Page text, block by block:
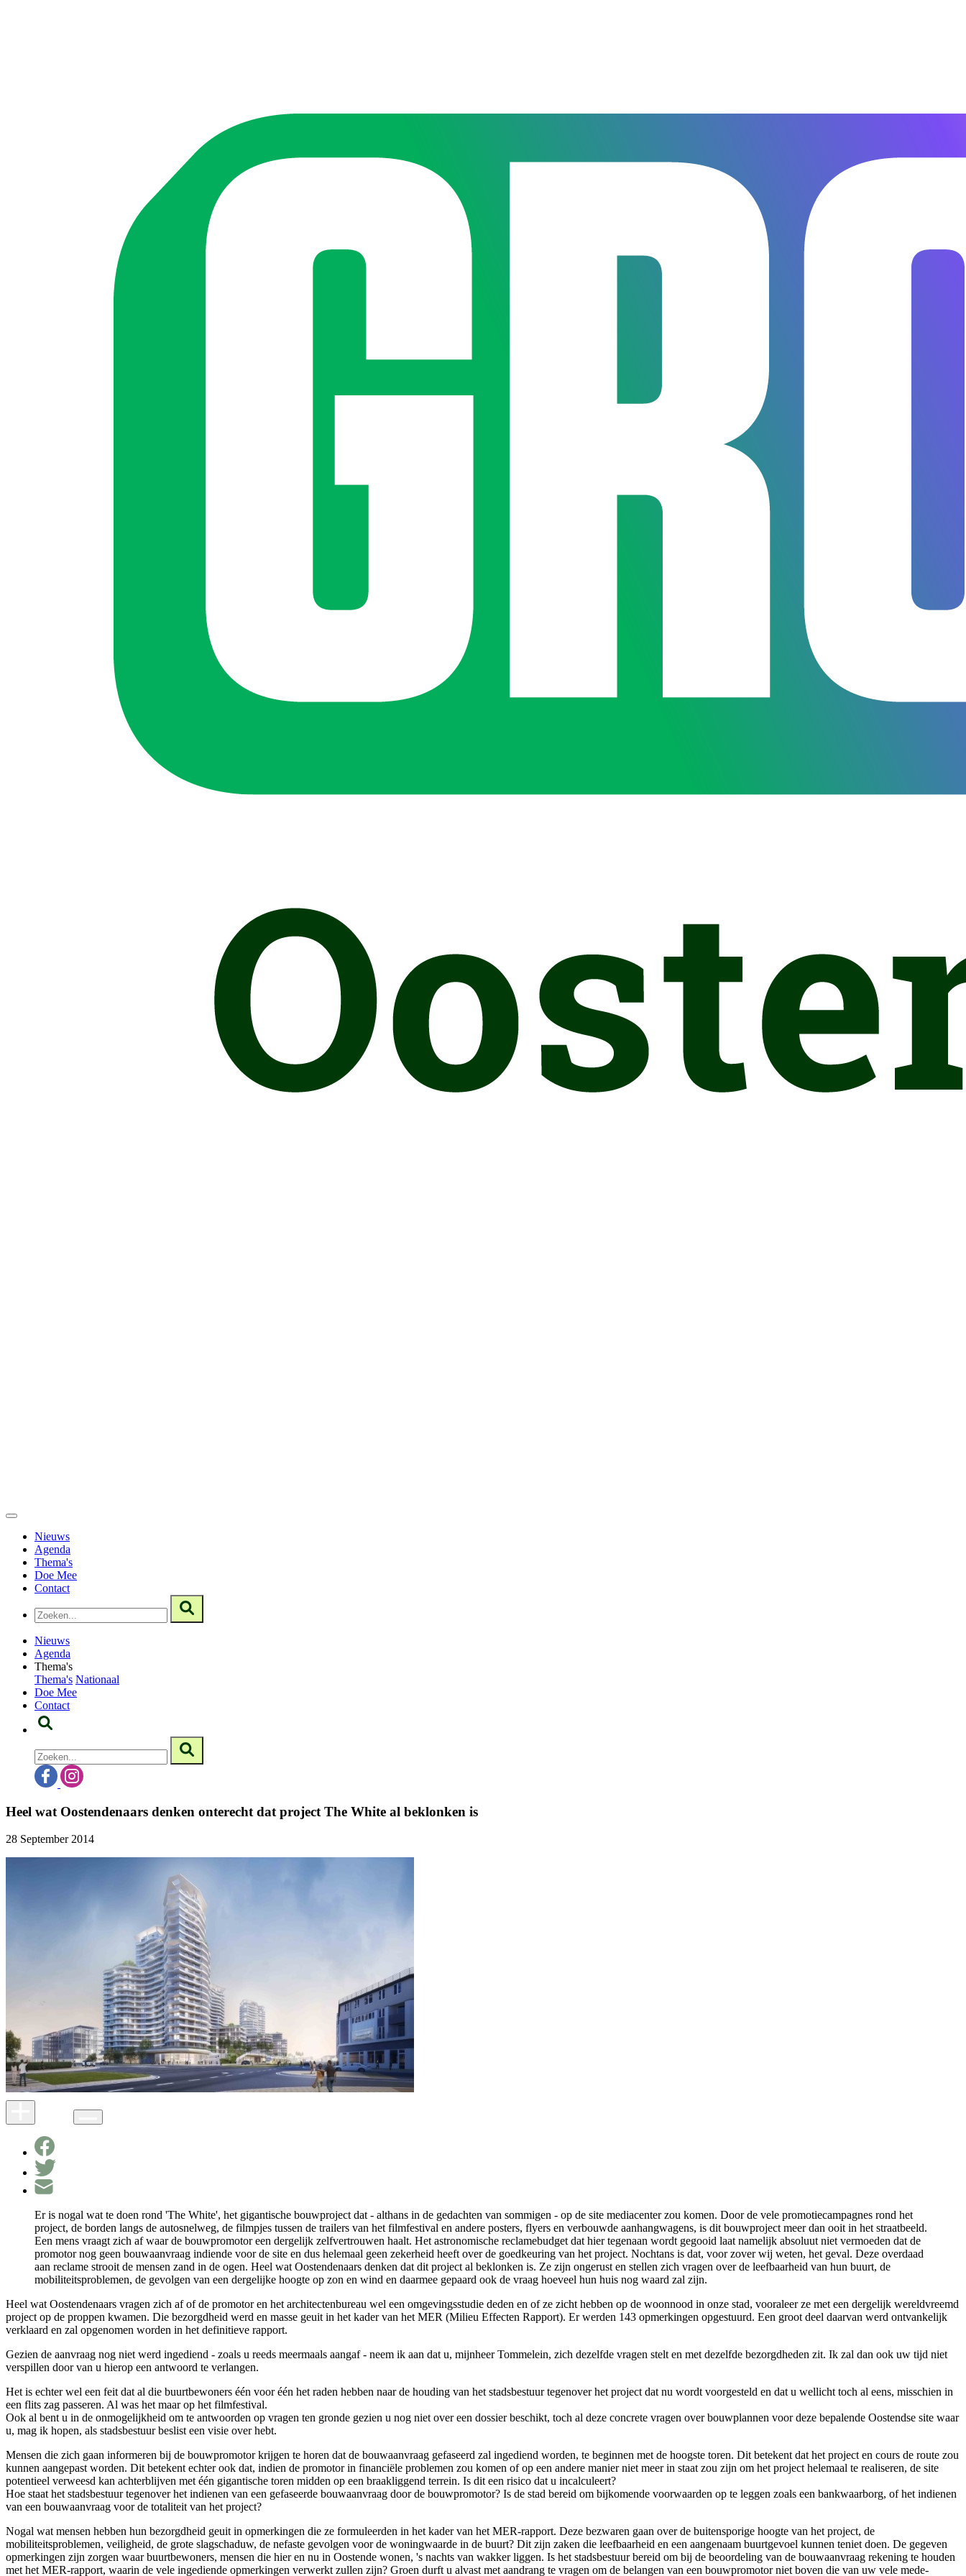
Nieuws
Agenda
Thema's
Doe Mee
Contact
Nieuws
Agenda
Thema's
Thema's Nationaal
Doe Mee
Contact
Heel wat Oostendenaars denken onterecht dat project The White al beklonken is
28 September 2014
Er is nogal wat te doen rond 'The White', het gigantische bouwproject dat - althans in de gedachten van sommigen - op de site mediacenter zou komen. Door de vele promotiecampagnes rond het
project, de borden langs de autosnelweg, de filmpjes tussen de trailers van het filmfestival en andere posters, flyers en verbouwde aanhangwagens, is dit bouwproject meer dan ooit in het straatbeeld.
Een mens vraagt zich af waar de bouwpromotor een dergelijk zelfvertrouwen haalt. Het astronomische reclamebudget dat hier tegenaan wordt gegooid laat namelijk absoluut niet vermoeden dat de
promotor nog geen bouwaanvraag indiende voor de site en dus helemaal geen zekerheid heeft over de goedkeuring van het project. Nochtans is dat, voor zover wij weten, het geval. Deze overdaad
aan reclame strooit de mensen zand in de ogen. Heel wat Oostendenaars denken dat dit project al beklonken is. Ze zijn ongerust en stellen zich vragen over de leefbaarheid van hun buurt, de
mobiliteitsproblemen, de gevolgen van een dergelijke hoogte op zon en wind en daarmee gepaard ook de vraag hoeveel hun huis nog waard zal zijn.
Heel wat Oostendenaars vragen zich af of de promotor en het architectenbureau wel een omgevingsstudie deden en of ze zicht hebben op de woonnood in onze stad, vooraleer ze met een dergelijk wereldvreemd
project op de proppen kwamen. Die bezorgdheid werd en masse geuit in het kader van het MER (Milieu Effecten Rapport). Er werden 143 opmerkingen opgestuurd. Een groot deel daarvan werd ontvankelijk
verklaard en zal opgenomen worden in het definitieve rapport.
Gezien de aanvraag nog niet werd ingediend - zoals u reeds meermaals aangaf - neem ik aan dat u, mijnheer Tommelein, zich dezelfde vragen stelt en met dezelfde bezorgdheden zit. Ik zal dan ook uw tijd niet
verspillen door van u hierop een antwoord te verlangen.
Het is echter wel een feit dat al die buurtbewoners één voor één het raden hebben naar de houding van het stadsbestuur tegenover het project dat nu wordt voorgesteld en dat u wellicht toch al eens, misschien in
een flits zag passeren. Al was het maar op het filmfestival.
Ook al bent u in de onmogelijkheid om te antwoorden op vragen ten gronde gezien u nog niet over een dossier beschikt, toch al deze concrete vragen over bouwplannen voor deze bepalende Oostendse site waar
u, mag ik hopen, als stadsbestuur beslist een visie over hebt.
Mensen die zich gaan informeren bij de bouwpromotor krijgen te horen dat de bouwaanvraag gefaseerd zal ingediend worden, te beginnen met de hoogste toren. Dit betekent dat het project en cours de route zou
kunnen aangepast worden. Dit betekent echter ook dat, indien de promotor in financiële problemen zou komen of op een andere manier niet meer in staat zou zijn om het project helemaal te realiseren, de site
potentieel verweesd kan achterblijven met één gigantische toren midden op een braakliggend terrein. Is dit een risico dat u incalculeert?
Hoe staat het stadsbestuur tegenover het indienen van een gefaseerde bouwaanvraag door de bouwpromotor? Is de stad bereid om bijkomende voorwaarden op te leggen zoals een bankwaarborg, of het indienen
van een bouwaanvraag voor de totaliteit van het project?
Nogal wat mensen hebben hun bezorgdheid geuit in opmerkingen die ze formuleerden in het kader van het MER-rapport. Deze bezwaren gaan over de buitensporige hoogte van het project, de
mobiliteitsproblemen, veiligheid, de grote slagschaduw, de nefaste gevolgen voor de woningwaarde in de buurt? Dit zijn zaken die leefbaarheid en een aangenaam buurtgevoel kunnen teniet doen. De gegeven
opmerkingen zijn zorgen waar buurtbewoners, mensen die hier en nu in Oostende wonen, 's nachts van wakker liggen. Is het stadsbestuur bereid om bij de beoordeling van de bouwaanvraag rekening te houden
met het MER-rapport, waarin de vele ingediende opmerkingen verwerkt zullen zijn? Groen durft u alvast met aandrang te vragen om de belangen van een bouwpromotor niet boven die van uw vele mede-